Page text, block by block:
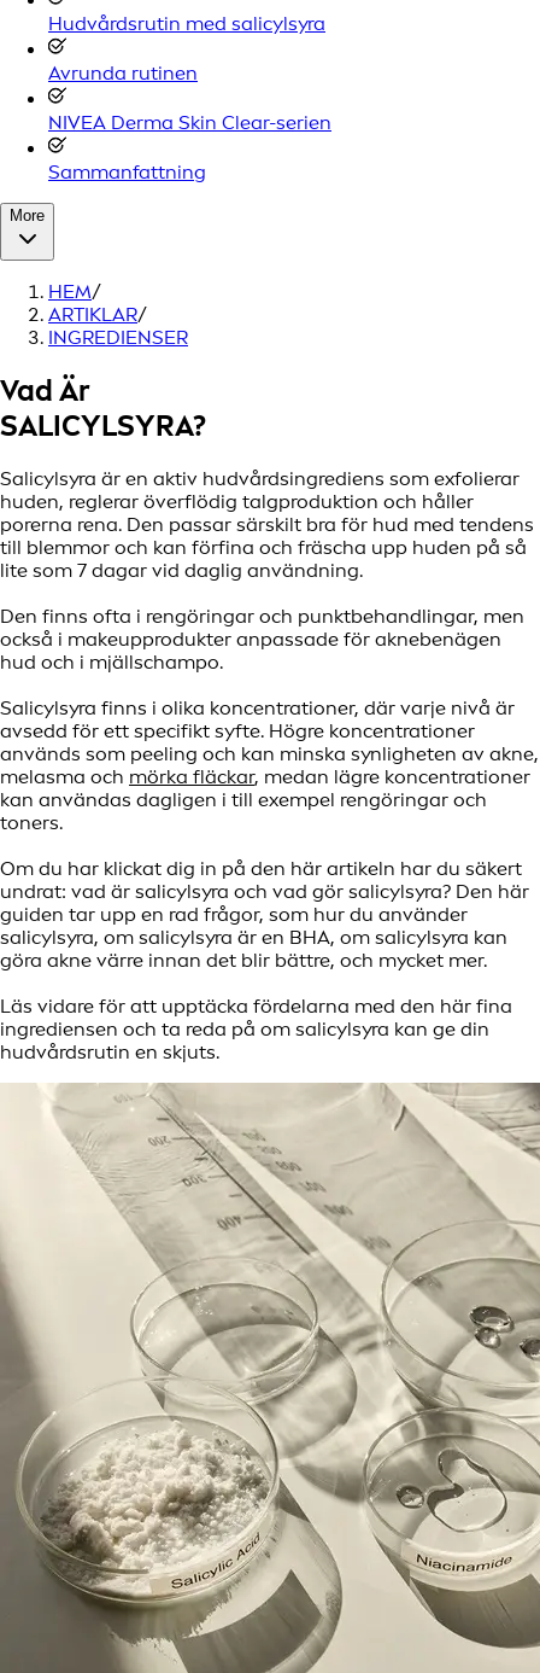
Hudvårdsrutin med salicylsyra
Avrunda rutinen
NIVEA Derma Skin Clear-serien
Sammanfattning
More
HEM/
ARTIKLAR/
INGREDIENSER
Vad Är
SALICYLSYRA?
Salicylsyra är en aktiv hudvårdsingrediens som exfolierar
huden, reglerar överflödig talgproduktion och håller
porerna rena. Den passar särskilt bra för hud med tendens
till blemmor och kan förfina och fräscha upp huden på så
lite som 7 dagar vid daglig användning.
Den finns ofta i rengöringar och punktbehandlingar, men
också i makeupprodukter anpassade för aknebenägen
hud och i mjällschampo.
Salicylsyra finns i olika koncentrationer, där varje nivå är
avsedd för ett specifikt syfte. Högre koncentrationer
används som peeling och kan minska synligheten av akne,
melasma och mörka fläckar, medan lägre koncentrationer
kan användas dagligen i till exempel rengöringar och
toners.
Om du har klickat dig in på den här artikeln har du säkert
undrat: vad är salicylsyra och vad gör salicylsyra? Den här
guiden tar upp en rad frågor, som hur du använder
salicylsyra, om salicylsyra är en BHA, om salicylsyra kan
göra akne värre innan det blir bättre, och mycket mer.
Läs vidare för att upptäcka fördelarna med den här fina
ingrediensen och ta reda på om salicylsyra kan ge din
hudvårdsrutin en skjuts.